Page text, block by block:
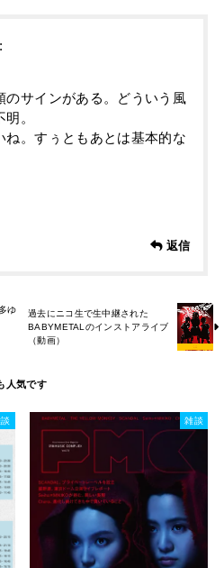
のサインがある。どういう風
。
ね。すぅともあとは基本的な
返信
ゆ
過去にニコ生で生中継された
BABYMETALのインストアライブ
（動画）
雑談